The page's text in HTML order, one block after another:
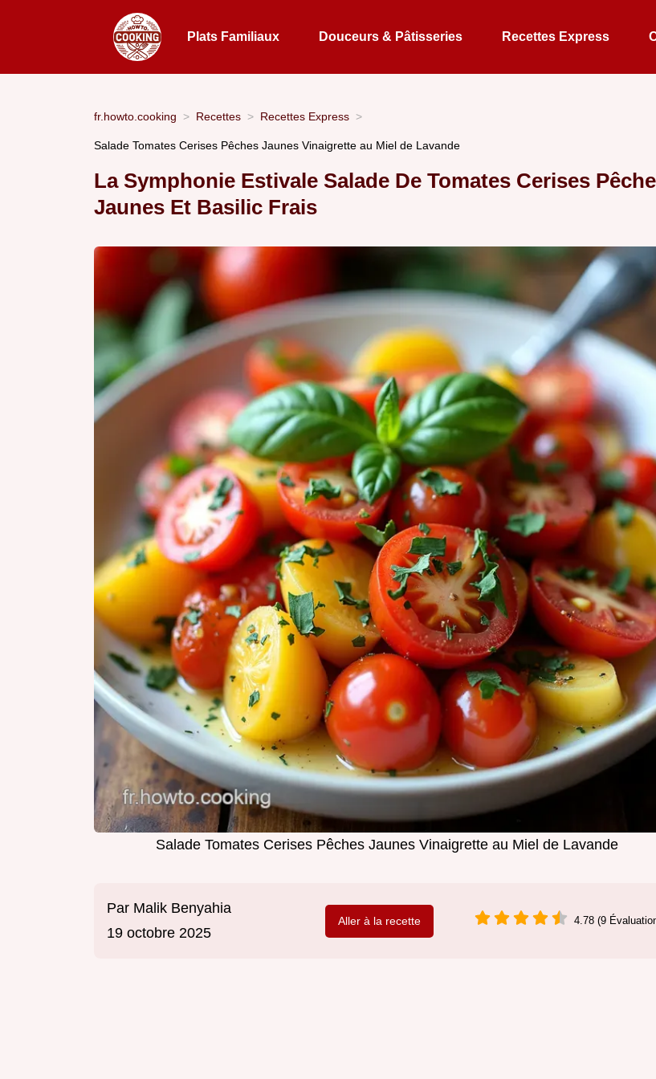
Plats Familiaux Douceurs & Pâtisseries Recettes Express
fr.howto.cooking Recettes Recettes Express
Salade Tomates Cerises Pêches Jaunes Vinaigrette au Miel de Lavande
La Symphonie Estivale Salade De Tomates Cerises
Jaunes Et Basilic Frais
Salade Tomates Cerises Pêches Jaunes Vinaigrette au Miel de Lavande
Par Malik Benyahia
19 octobre 2025
Aller à la recette 4.78 (9